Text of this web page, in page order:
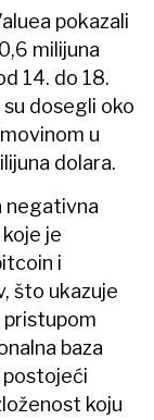
pokazali
milijuna
14. do 18.
su dosegli oko
u
dolara.
negativna
je
i
što ukazuje
pristupom
baza
postojeći
koju